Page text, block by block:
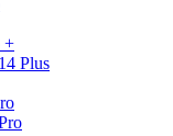
+
Plus